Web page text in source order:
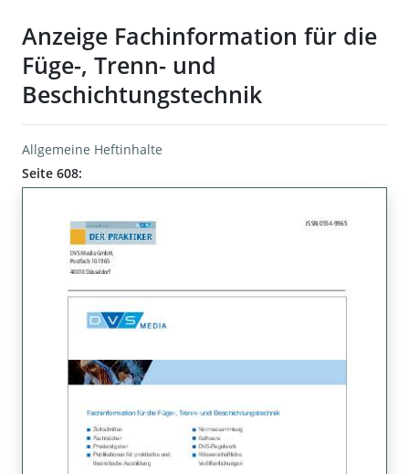
Anzeige Fachinformation für die
Füge-, Trenn- und
Beschichtungstechnik
Allgemeine Heftinhalte
Seite 608: